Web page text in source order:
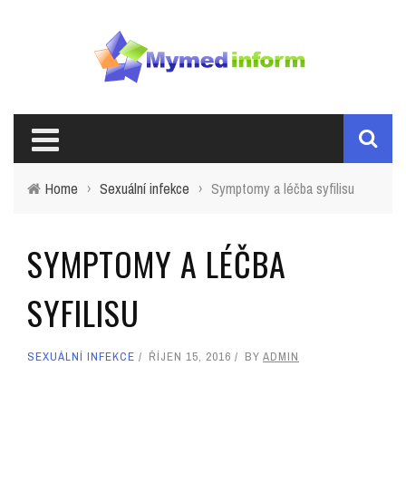
Home › Sexuální infekce › Symptomy a léčba syfilisu
SYMPTOMY A LÉČBA
SYFILISU
SEXUÁLNÍ INFEKCE ŘÍJEN 15, 2016 BY ADMIN